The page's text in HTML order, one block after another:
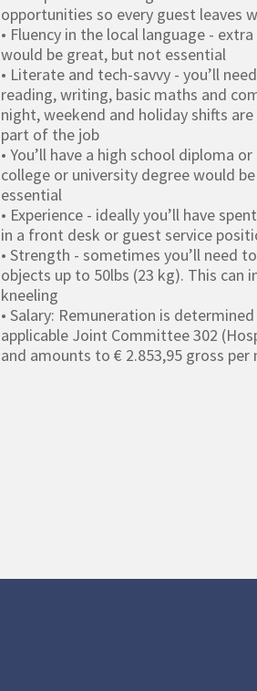
opportunities so every guest leaves
• Fluency in the local language -
would be great, but not essential
• Literate and tech-savvy - you’ll
reading, writing, basic maths and
night, weekend and holiday shifts are
part of the job
• You’ll have a high school diploma
college or university degree would
essential
• Experience - ideally you’ll have
in a front desk or guest service
• Strength - sometimes you’ll need
objects up to 50lbs (23 kg). This can
kneeling
• Salary: Remuneration is
applicable Joint Committee 302
and amounts to € 2.853,95 gross per